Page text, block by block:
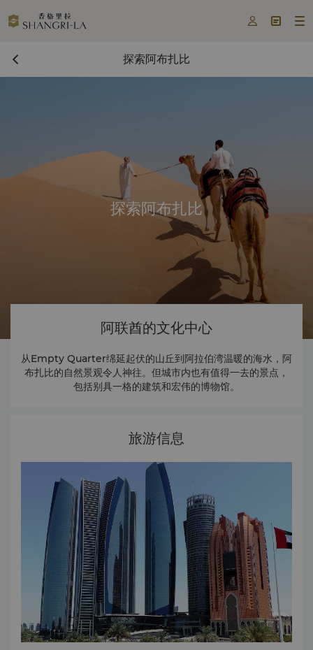
  
探索阿布扎比
探索阿布扎比
阿联酋的文化中心
从Empty Quarter绵延起伏的山丘到阿拉伯湾温暖的海水，阿
布扎比的自然景观令人神往。但城市内也有值得一去的景点，
包括别具一格的建筑和宏伟的博物馆。
旅游信息